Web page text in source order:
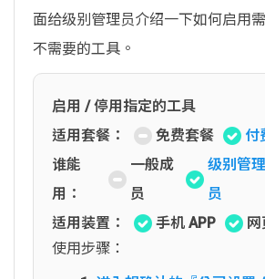
面给级别管理员介绍一下如何启用
不需要的工具。
启用 / 停用指定的工具
适用套餐：
免费套餐
付
谁能
用：
一般成
员
级别管理
员
适用装置：
手机 APP
网
使用步骤：